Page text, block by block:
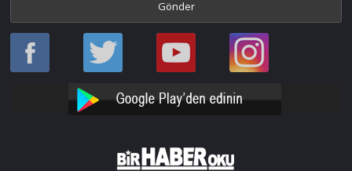
Haber
Oku
Haber
Oku
Bir
Haber
YouTube
Bir
Haber
Instagram